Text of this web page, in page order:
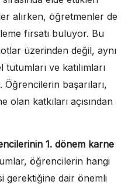
alırken, öğretmenler de
fırsatı buluyor. Bu
üzerinden değil, aynı
ve katılımları
Öğrencilerin başarıları,
katkıları açısından
1. dönem karne
öğrencilerin hangi
gerektiğine dair önemli